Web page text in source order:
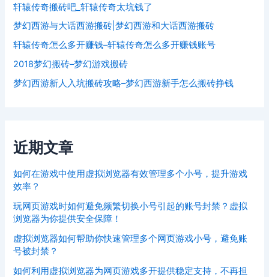
轩辕传奇搬砖吧_轩辕传奇太坑钱了
梦幻西游与大话西游搬砖|梦幻西游和大话西游搬砖
轩辕传奇怎么多开赚钱–轩辕传奇怎么多开赚钱账号
2018梦幻搬砖–梦幻游戏搬砖
梦幻西游新人入坑搬砖攻略–梦幻西游新手怎么搬砖挣钱
近期文章
如何在游戏中使用虚拟浏览器有效管理多个小号，提升游戏
效率？
玩网页游戏时如何避免频繁切换小号引起的账号封禁？虚拟
浏览器为你提供安全保障！
虚拟浏览器如何帮助你快速管理多个网页游戏小号，避免账
号被封禁？
如何利用虚拟浏览器为网页游戏多开提供稳定支持，不再担